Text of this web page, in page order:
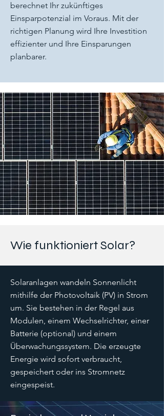
berechnet Ihr zukünftiges
Einsparpotenzial im Voraus. Mit der
richtigen Planung wird Ihre Investition
effizienter und Ihre Einsparungen
planbarer.
Wie funktioniert Solar?
Solaranlagen wandeln Sonnenlicht
mithilfe der Photovoltaik (PV) in Strom
um. Sie bestehen in der Regel aus
Modulen, einem Wechselrichter, einer
Batterie (optional) und einem
Überwachungssystem. Die erzeugte
Energie wird sofort verbraucht,
gespeichert oder ins Stromnetz
eingespeist.